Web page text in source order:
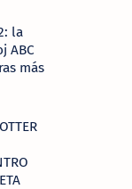
la
ABC
más